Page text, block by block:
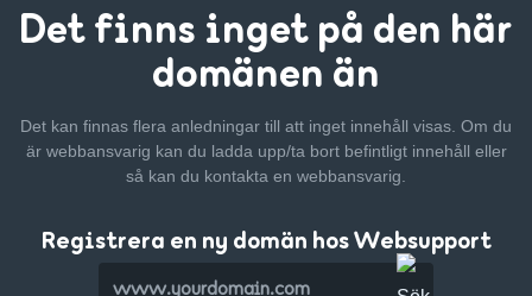
Det finns inget på den här
domänen än
Det kan finnas flera anledningar till att inget innehåll visas. Om du
är webbansvarig kan du ladda upp/ta bort befintligt innehåll eller
så kan du kontakta en webbansvarig.
Registrera en ny domän hos Websupport